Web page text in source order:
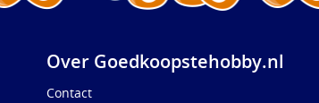
Over Goedkoopstehobby.nl
Contact